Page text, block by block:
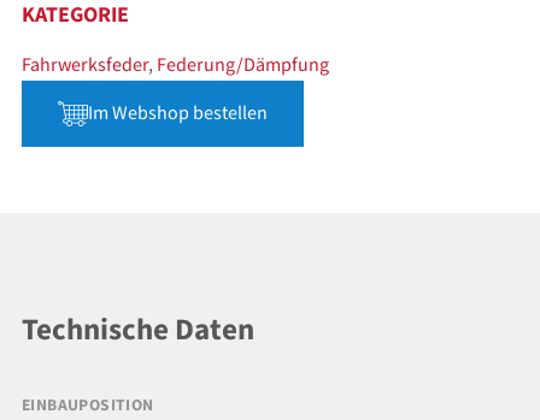
KATEGORIE
Fahrwerksfeder, Federung/Dämpfung
Im Webshop bestellen
Technische Daten
EINBAUPOSITION